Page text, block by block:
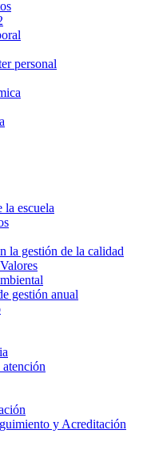
personal
la escuela
la gestión de la calidad
gestión anual
y Acreditación